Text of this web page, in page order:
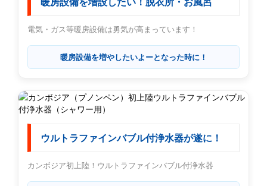
電気・ガス等暖房設備は勇気が高まっています！
暖房設備を増やしたいよーとなった時に！
ウルトラファインバブル付浄水器が遂に！
カンボジア初上陸！ウルトラファインバブル付浄水器